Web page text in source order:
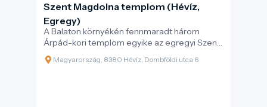
Szent Magdolna templom (Hévíz,
Egregy)
A Balaton környékén fennmaradt három
Árpád-kori templom egyike az egregyi Szent
Magdolna templom, mely a 13. század
közepén épülhetett.
Magyarország, 8380 Hévíz, Dombföldi utca 6